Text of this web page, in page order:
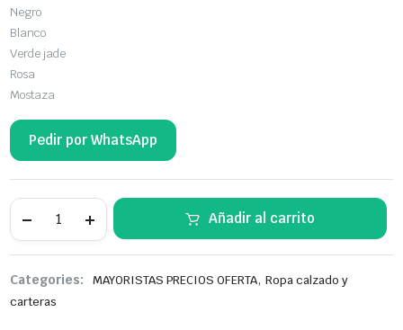
Negro
Blanco
Verde jade
Rosa
Mostaza
Pedir por WhatsApp
Girasol
Mujer,
Tull
Transparente,
Añadir al carrito
Categories: MAYORISTAS PRECIOS OFERTA,Ropa calzado y
carteras